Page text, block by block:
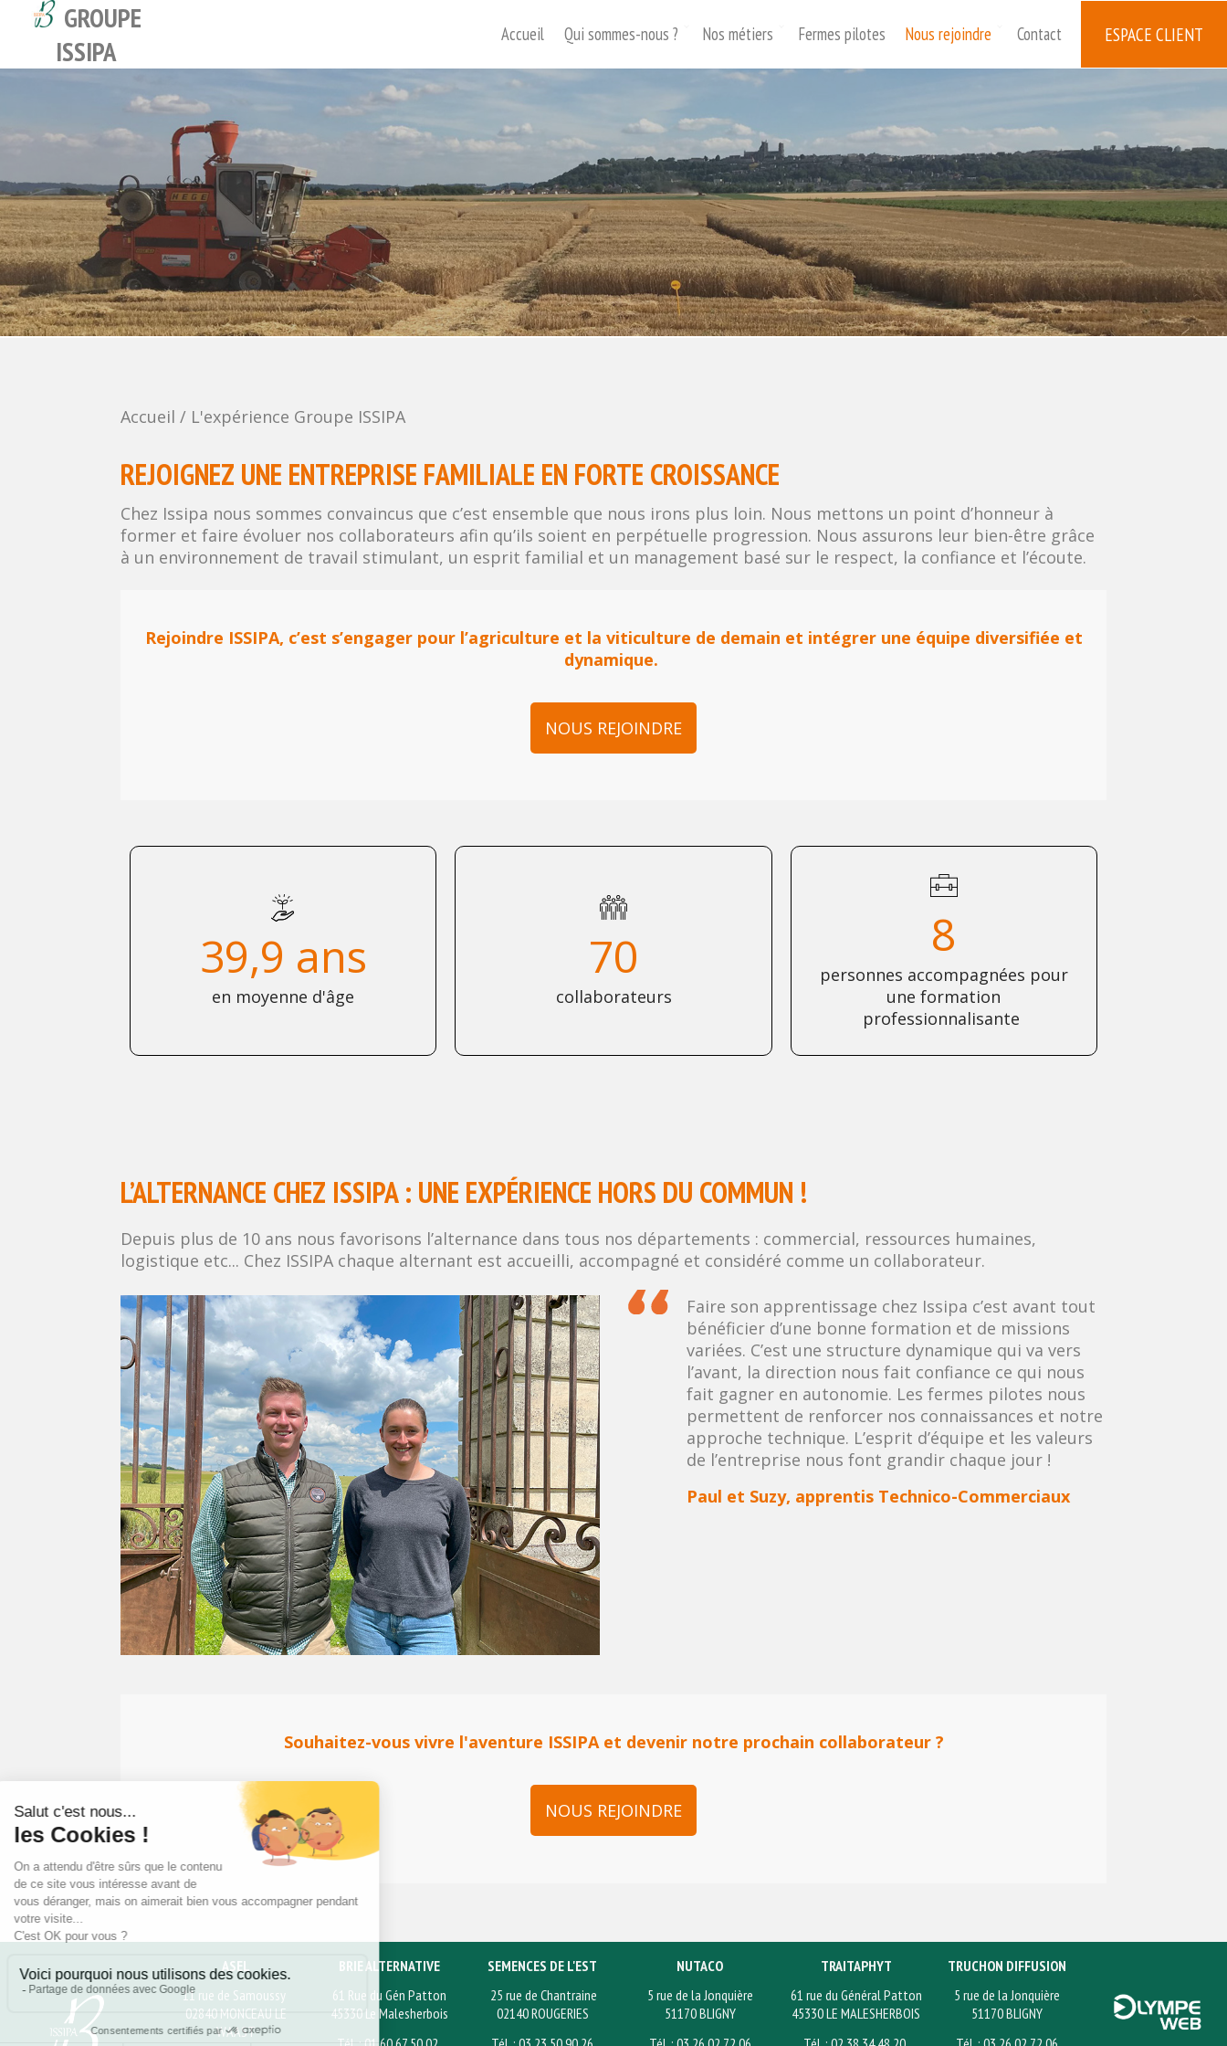
GROUPE
ISSIPA
Accueil Qui sommes-nous ? Nos métiers Fermes pilotes Nous rejoindre Contact ESPACE CLIENT
Accueil / L'expérience Groupe ISSIPA
REJOIGNEZ UNE ENTREPRISE FAMILIALE EN FORTE CROISSANCE
Chez Issipa nous sommes convaincus que c’est ensemble que nous irons plus loin. Nous mettons un point d’honneur à
former et faire évoluer nos collaborateurs afin qu’ils soient en perpétuelle progression. Nous assurons leur bien-être grâce
à un environnement de travail stimulant, un esprit familial et un management basé sur le respect, la confiance et l’écoute.
Rejoindre ISSIPA, c’est s’engager pour l’agriculture et la viticulture de demain et intégrer une équipe diversifiée et
dynamique.
NOUS REJOINDRE
39,9 ans
en moyenne d'âge
70
collaborateurs
8
personnes accompagnées pour
une formation
professionnalisante
L’ALTERNANCE CHEZ ISSIPA : UNE EXPÉRIENCE HORS DU COMMUN !
Depuis plus de 10 ans nous favorisons l’alternance dans tous nos départements : commercial, ressources humaines,
logistique etc... Chez ISSIPA chaque alternant est accueilli, accompagné et considéré comme un collaborateur.
Faire son apprentissage chez Issipa c’est avant tout
bénéficier d’une bonne formation et de missions
variées. C’est une structure dynamique qui va vers
l’avant, la direction nous fait confiance ce qui nous
fait gagner en autonomie. Les fermes pilotes nous
permettent de renforcer nos connaissances et notre
approche technique. L’esprit d’équipe et les valeurs
de l’entreprise nous font grandir chaque jour !
Paul et Suzy, apprentis Technico-Commerciaux
Souhaitez-vous vivre l'aventure ISSIPA et devenir notre prochain collaborateur ?
NOUS REJOINDRE
ASEL
11 rue de Samoussy
02840 MONCEAU LE
WAAST
BRIE ALTERNATIVE
61 Rue du Gén Patton
45330 Le Malesherbois
SEMENCES DE L'EST
25 rue de Chantraine
02140 ROUGERIES
NUTACO
5 rue de la Jonquière
51170 BLIGNY
TRAITAPHYT
61 rue du Général Patton
45330 LE MALESHERBOIS
TRUCHON DIFFUSION
5 rue de la Jonquière
51170 BLIGNY